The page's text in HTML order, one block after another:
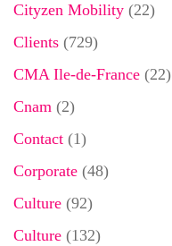
Cityzen Mobility (22)
Clients (729)
CMA Ile-de-France (22)
Cnam (2)
Contact (1)
Corporate (48)
Culture (92)
Culture (132)